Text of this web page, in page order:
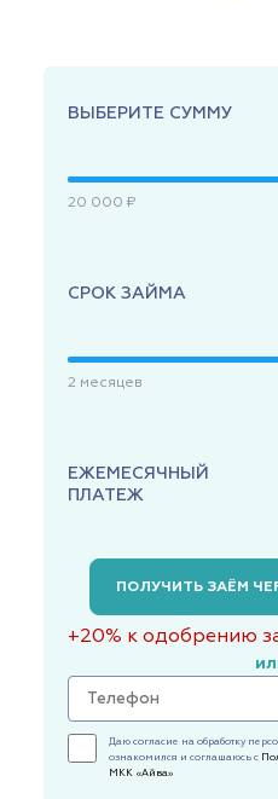
ВЫБЕРИТЕ СУММУ
20 000 ₽
СРОК ЗАЙМА
2 месяцев
ЕЖЕМЕСЯЧНЫЙ
ПЛАТЕЖ
ПОЛУЧИТЬ ЗАЁМ
+20% к одобрению
Даю согласие на обработку
ознакомился и соглашаюсь с
МКК «Айва»